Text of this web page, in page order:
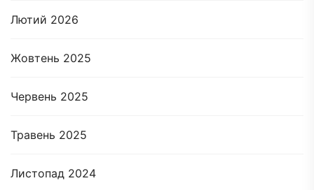
Лютий 2026
Жовтень 2025
Червень 2025
Травень 2025
Листопад 2024